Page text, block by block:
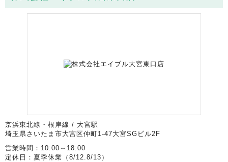
京浜東北線・根岸線 / 大宮駅
埼玉県さいたま市大宮区仲町1-47大宮SGビル2F
営業時間：10:00～18:00
定休日：夏季休業（8/12.8/13）